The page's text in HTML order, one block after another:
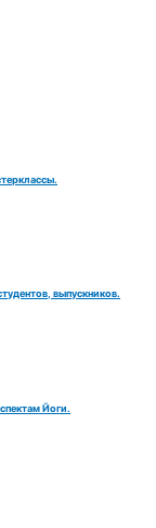
выпускников.
Йоги.